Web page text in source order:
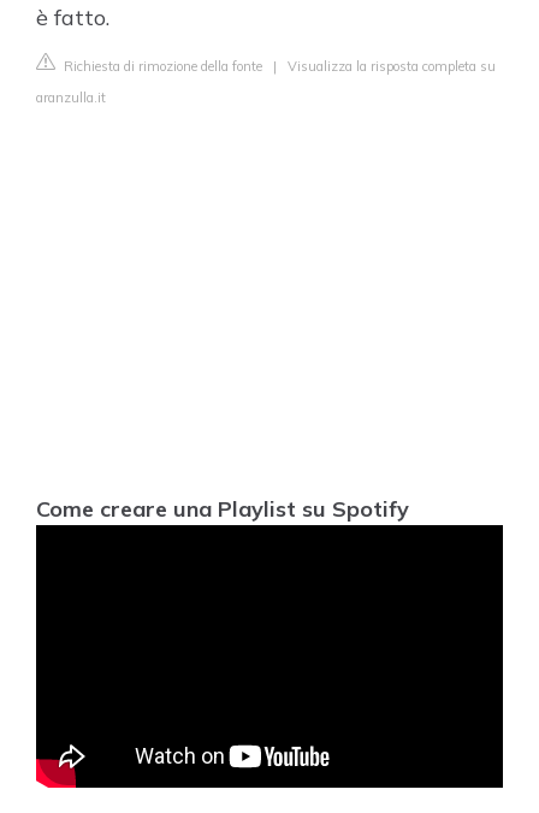
è fatto.
Richiesta di rimozione della fonte | Visualizza la risposta completa su
aranzulla.it
Come creare una Playlist su Spotify